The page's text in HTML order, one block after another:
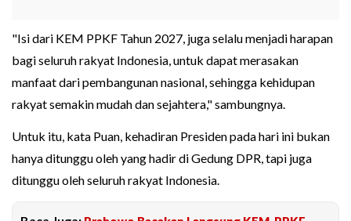
"Isi dari KEM PPKF Tahun 2027, juga selalu menjadi harapan
bagi seluruh rakyat Indonesia, untuk dapat merasakan
manfaat dari pembangunan nasional, sehingga kehidupan
rakyat semakin mudah dan sejahtera," sambungnya.
Untuk itu, kata Puan, kehadiran Presiden pada hari ini bukan
hanya ditunggu oleh yang hadir di Gedung DPR, tapi juga
ditunggu oleh seluruh rakyat Indonesia.